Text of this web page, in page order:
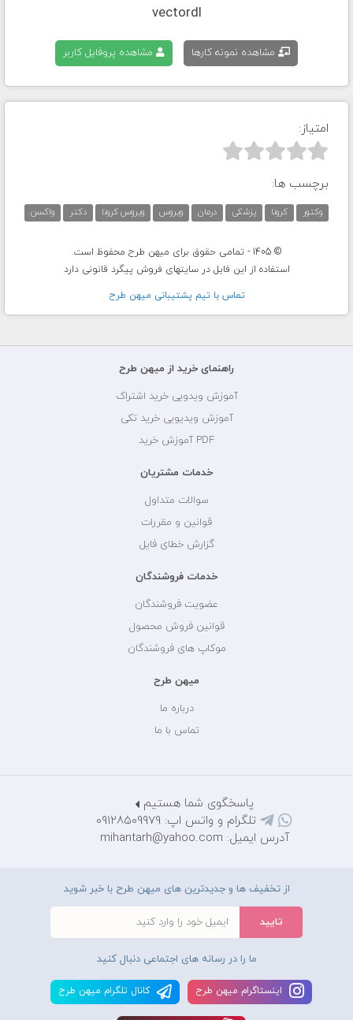
vectordl
مشاهده نمونه کارها مشاهده پروفایل کاربر
امتیاز:



برچسب ها:
وکتور کرونا پزشکی درمان ویروس ویروس کرونا دکتر واکسن
© 1405 - تمامی حقوق برای میهن طرح محفوظ است.
استفاده از این فایل در سایتهای فروش پیگرد قانونی دارد
تماس با تيم پشتيبانی ميهن طرح
راهنمای خرید از میهن طرح
آموزش ویدویی خرید اشتراک
آموزش ویدیویی خرید تکی
PDF آموزش خرید
خدمات مشتریان
سوالات متداول
قوانین و مقررات
گزارش خطای فایل
خدمات فروشندگان
عضویت فروشندگان
قوانین فروش محصول
موکاپ های فروشندگان
میهن طرح
درباره ما
تماس با ما
پاسخگوی شما هستیم
تلگرام و واتس اپ: 09128509979
آدرس ایمیل: mihantarh@yahoo.com
از تخفیف ها و جدیدترین های میهن طرح با خبر شوید
ما را در رسانه های اجتماعی دنبال کنید
اينستاگرام ميهن طرح کانال تلگرام ميهن طرح